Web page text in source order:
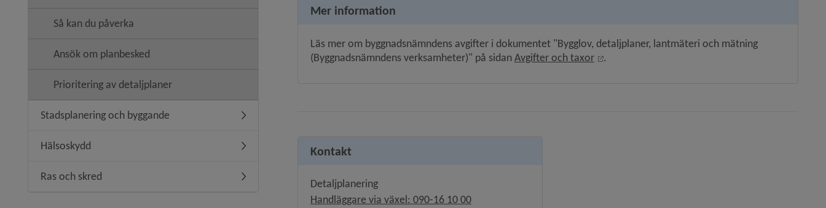
Så kan du påverka
Ansök om planbesked
Prioritering av detaljplaner
Stadsplanering och byggande Undermeny för Stadsplanering och byggande
Hälsoskydd Undermeny för Hälsoskydd
Ras och skred Undermeny för Ras och skred
Mer information
Läs mer om byggnadsnämndens avgifter i dokumentet "Bygglov, detaljplaner, lantmäteri och mätning
(Byggnadsnämndens verksamheter)" på sidan Avgifter och taxor Öppnas i nytt fönster.
.
Kontakt
Detaljplanering
Handläggare via växel: 090-16 10 00